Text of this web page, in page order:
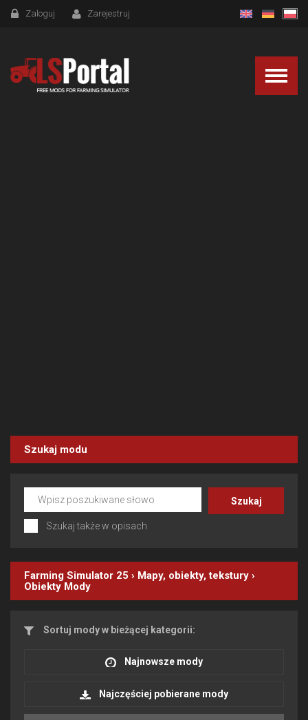
Zaloguj Zarejestruj
Szukaj modu
Szukaj także w opisach
Farming Simulator 25 › Mapy, obiekty, tekstury ›
Obiekty Mody
Sortuj mody w bieżącej kategorii:
Najnowsze mody
Najczęściej pobierane mody